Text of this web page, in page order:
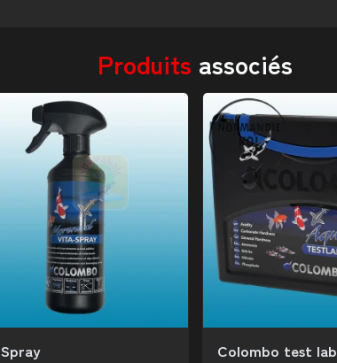
Produits associés
Colombo test lab